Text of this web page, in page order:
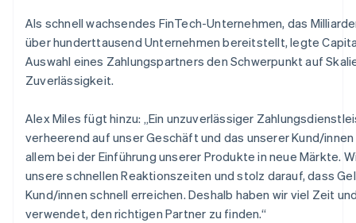
Als schnell wachsendes FinTech-Unternehmen, das
über hunderttausend Unternehmen bereitstellt, legte
Auswahl eines Zahlungspartners den Schwerpunkt auf
Zuverlässigkeit.
Alex Miles fügt hinzu: „Ein unzuverlässiger
verheerend auf unser Geschäft und das unserer Kund/
allem bei der Einführung unserer Produkte in neue Märkte.
unsere schnellen Reaktionszeiten und stolz darauf, dass
Kund/innen schnell erreichen. Deshalb haben wir viel Zeit
verwendet, den richtigen Partner zu finden.“
English
Deutschland
Deutsch English
Estland
English
简体中文English
Finnland
English Svenska
Frankreich
FrançaisEnglish
Gibraltar
English